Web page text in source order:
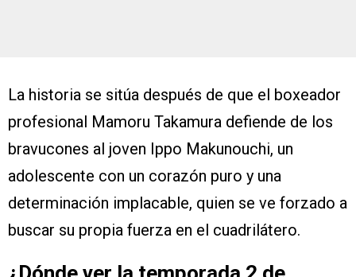
La historia se sitúa después de que el boxeador
profesional Mamoru Takamura defiende de los
bravucones al joven Ippo Makunouchi, un
adolescente con un corazón puro y una
determinación implacable, quien se ve forzado a
buscar su propia fuerza en el cuadrilátero.